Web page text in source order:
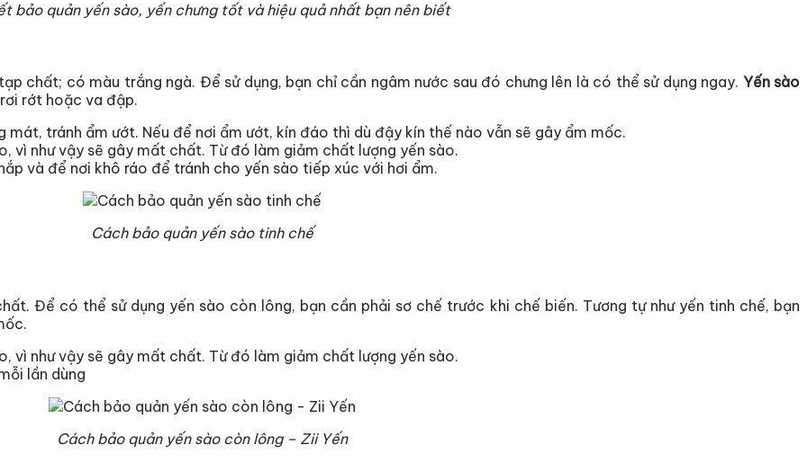
bảo quản yến sào, yến chưng tốt và hiệu quả nhất bạn nên biết
chất; có màu trắng ngà. Để sử dụng, bạn chỉ cần ngâm nước sau đó chưng lên là có thể sử dụng ngay. Yến sào
rớt hoặc va đập.
tránh ẩm ướt. Nếu để nơi ẩm ướt, kín đáo thì dù đậy kín thế nào vẫn sẽ gây ẩm mốc.
vì như vậy sẽ gây mất chất. Từ đó làm giảm chất lượng yến sào.
và để nơi khô ráo để tránh cho yến sào tiếp xúc với hơi ẩm.
Cách bảo quản yến sào tinh chế
Để có thể sử dụng yến sào còn lông, bạn cần phải sơ chế trước khi chế biến. Tương tự như yến tinh chế, bạn
vì như vậy sẽ gây mất chất. Từ đó làm giảm chất lượng yến sào.
lần dùng
Cách bảo quản yến sào còn lông – Zii Yến